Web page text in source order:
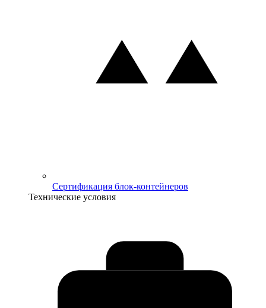
Сертификация блок-контейнеров
Технические условия